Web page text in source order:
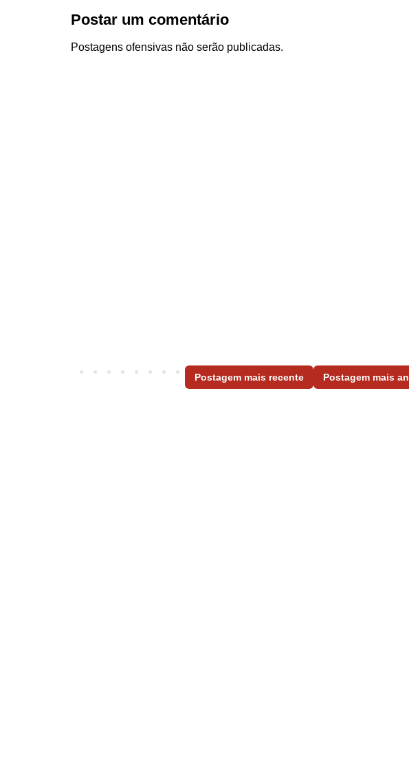
Postar um comentário
Postagens ofensivas não serão publicadas.
Postagem mais recente Postagem mais